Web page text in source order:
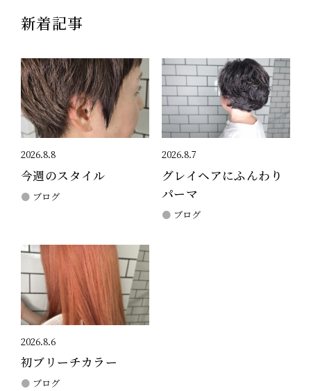
新着記事
2026.8.8
今週のスタイル
ブログ
2026.8.7
グレイヘアにふんわり
パーマ
ブログ
2026.8.6
初ブリーチカラー
ブログ